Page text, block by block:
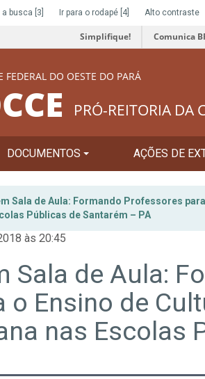
a busca [3] Ir para o rodapé [4] Alto contraste
Simplifique! Comunica
FEDERAL DO OESTE DO PARÁ
PRÓ-REITORIA DA
DOCUMENTOS AÇÕES DE
Sala de Aula: Formando Professores
Públicas de Santarém – PA
às 20:45
Sala de Aula:
o Ensino de
nas Escolas